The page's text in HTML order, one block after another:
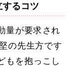
るコツ
量が要求され
の先生方です
もを抱っこし